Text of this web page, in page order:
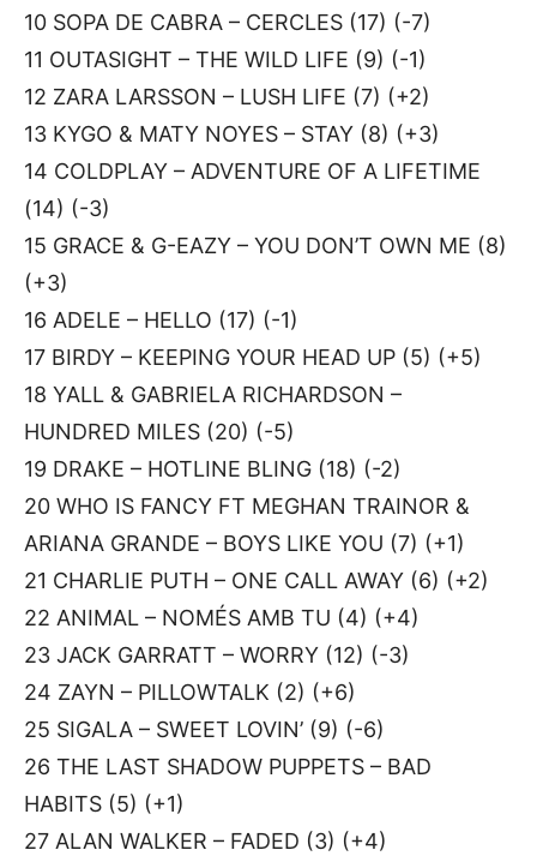
10 SOPA DE CABRA – CERCLES (17) (-7)
11 OUTASIGHT – THE WILD LIFE (9) (-1)
12 ZARA LARSSON – LUSH LIFE (7) (+2)
13 KYGO & MATY NOYES – STAY (8) (+3)
14 COLDPLAY – ADVENTURE OF A LIFETIME
(14) (-3)
15 GRACE & G-EAZY – YOU DON’T OWN ME (8)
(+3)
16 ADELE – HELLO (17) (-1)
17 BIRDY – KEEPING YOUR HEAD UP (5) (+5)
18 YALL & GABRIELA RICHARDSON –
HUNDRED MILES (20) (-5)
19 DRAKE – HOTLINE BLING (18) (-2)
20 WHO IS FANCY FT MEGHAN TRAINOR &
ARIANA GRANDE – BOYS LIKE YOU (7) (+1)
21 CHARLIE PUTH – ONE CALL AWAY (6) (+2)
22 ANIMAL – NOMÉS AMB TU (4) (+4)
23 JACK GARRATT – WORRY (12) (-3)
24 ZAYN – PILLOWTALK (2) (+6)
25 SIGALA – SWEET LOVIN’ (9) (-6)
26 THE LAST SHADOW PUPPETS – BAD
HABITS (5) (+1)
27 ALAN WALKER – FADED (3) (+4)